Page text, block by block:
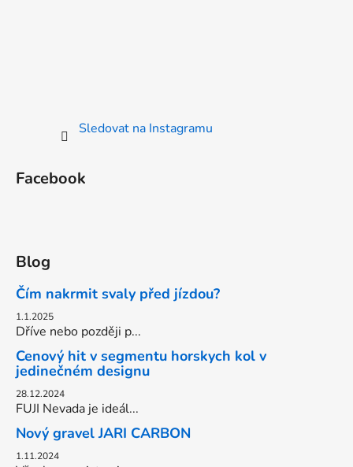
Sledovat na Instagramu
Facebook
Blog
Čím nakrmit svaly před jízdou?
1.1.2025
Dříve nebo později p...
Cenový hit v segmentu horskych kol v
jedinečném designu
28.12.2024
FUJI Nevada je ideál...
Nový gravel JARI CARBON
1.11.2024